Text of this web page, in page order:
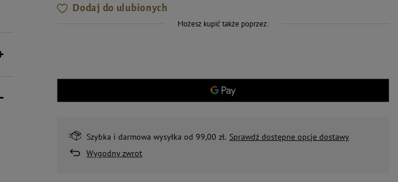
Dodaj do ulubionych
Możesz kupić także poprzez:
Szybka i darmowa wysyłka od 99,00 zł. Sprawdź dostępne opcje dostawy
Wygodny zwrot